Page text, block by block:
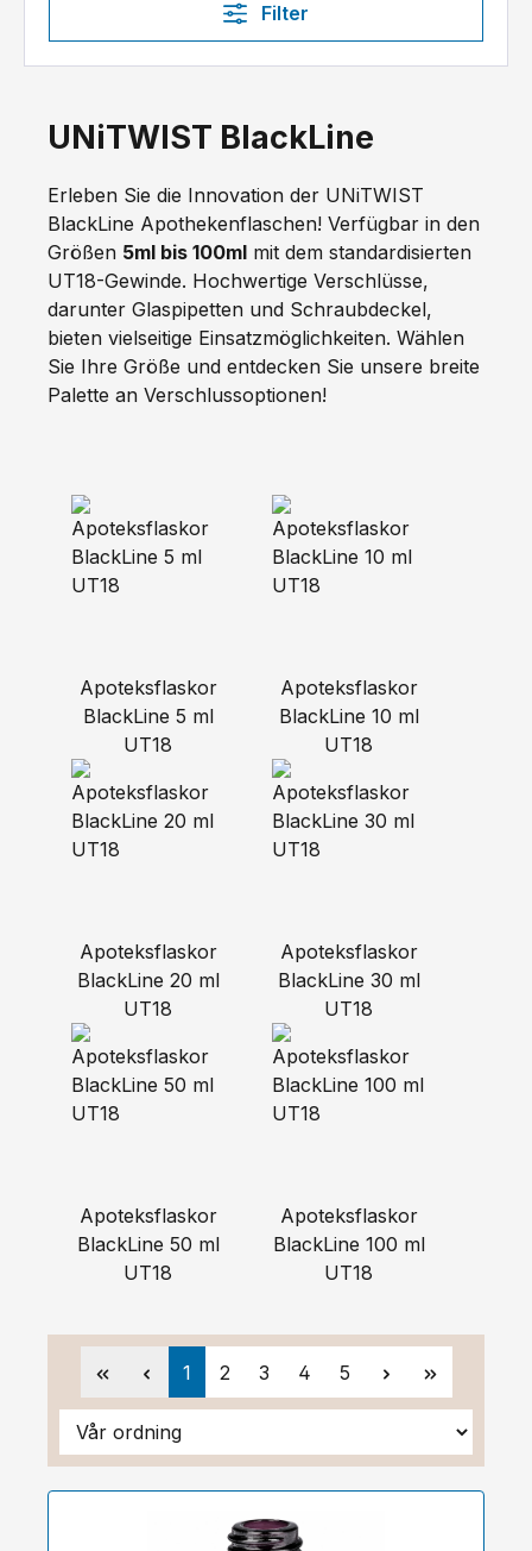
Filter
UNiTWIST BlackLine
Erleben Sie die Innovation der UNiTWIST
BlackLine Apothekenflaschen! Verfügbar in den
Größen 5ml bis 100ml mit dem standardisierten
UT18-Gewinde. Hochwertige Verschlüsse,
darunter Glaspipetten und Schraubdeckel,
bieten vielseitige Einsatzmöglichkeiten. Wählen
Sie Ihre Größe und entdecken Sie unsere breite
Palette an Verschlussoptionen!
Apoteksflaskor
BlackLine 5 ml
UT18
Apoteksflaskor
BlackLine 10 ml
UT18
Apoteksflaskor
BlackLine 20 ml
UT18
Apoteksflaskor
BlackLine 30 ml
UT18
Apoteksflaskor
BlackLine 50 ml
UT18
Apoteksflaskor
BlackLine 100 ml
UT18
Sida
1 Sida
2 Sida
3 Sida
4 Sida
5